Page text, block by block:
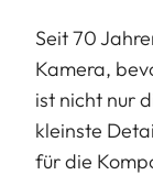
Seit 70
Kamera,
ist nicht nur
kleinste
für die